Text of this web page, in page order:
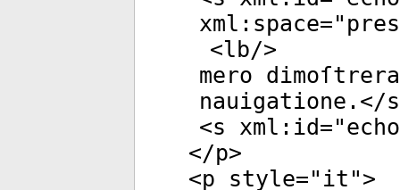
xml:space="
<lb/>
mero
nauigatione.</s
<s xml:id="
</p>
<p style=" it ">